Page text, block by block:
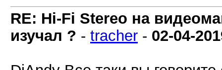
RE: Hi-Fi Stereo на
изучал ? - tracher - 02-04-